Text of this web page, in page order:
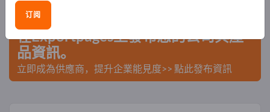
需求 – 供應 – 二手商品 – 商業聯繫 >> 由此開始
在Exportpages上發布您的公司與產
品資訊。
立即成為供應商，提升企業能見度>> 點此發布資訊
订阅